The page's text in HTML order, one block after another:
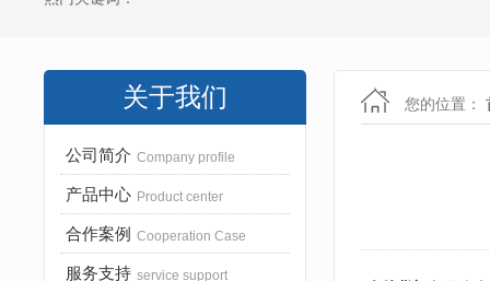
关于我们
公司简介 Company profile
产品中心 Product center
合作案例 Cooperation Case
服务支持 service support
您的位置：